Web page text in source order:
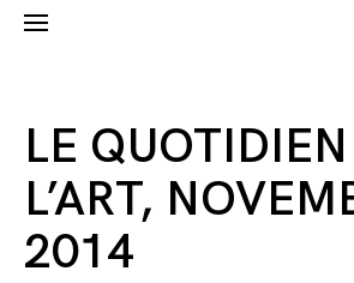
LE
L’ART,
2014